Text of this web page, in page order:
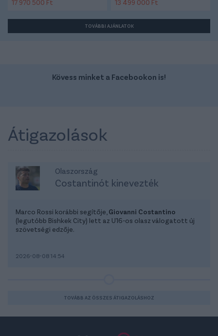
17 970 500 Ft 13 499 000 Ft
TOVÁBBI AJÁNLATOK
Kövess minket a Facebookon is!
Átigazolások
Olaszország
Costantinót kinevezték
Marco Rossi korábbi segítője, Giovanni Costantino
(legutóbb Bishkek City) lett az U16-os olasz válogatott új
szövetségi edzője.
2026-08-08 14:54
TOVÁBB AZ ÖSSZES ÁTIGAZOLÁSHOZ